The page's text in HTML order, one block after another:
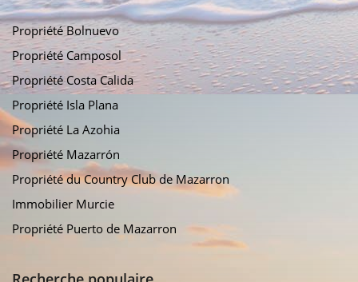
Propriété Bolnuevo
Propriété Camposol
Propriété Costa Calida
Propriété Isla Plana
Propriété La Azohia
Propriété Mazarrón
Propriété du Country Club de Mazarron
Immobilier Murcie
Propriété Puerto de Mazarron